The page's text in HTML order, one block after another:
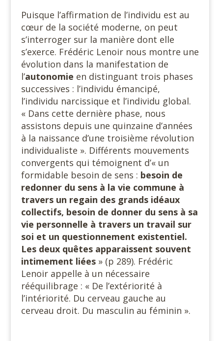
Puisque l’affirmation de l’individu est au
cœur de la société moderne, on peut
s’interroger sur la manière dont elle
s’exerce. Frédéric Lenoir nous montre une
évolution dans la manifestation de
l’autonomie en distinguant trois phases
successives : l’individu émancipé,
l’individu narcissique et l’individu global.
« Dans cette dernière phase, nous
assistons depuis une quinzaine d’années
à la naissance d’une troisième révolution
individualiste ». Différents mouvements
convergents qui témoignent d’« un
formidable besoin de sens : besoin de
redonner du sens à la vie commune à
travers un regain des grands idéaux
collectifs, besoin de donner du sens à sa
vie personnelle à travers un travail sur
soi et un questionnement existentiel.
Les deux quêtes apparaissent souvent
intimement liées » (p 289). Frédéric
Lenoir appelle à un nécessaire
rééquilibrage : « De l’extériorité à
l’intériorité. Du cerveau gauche au
cerveau droit. Du masculin au féminin ».